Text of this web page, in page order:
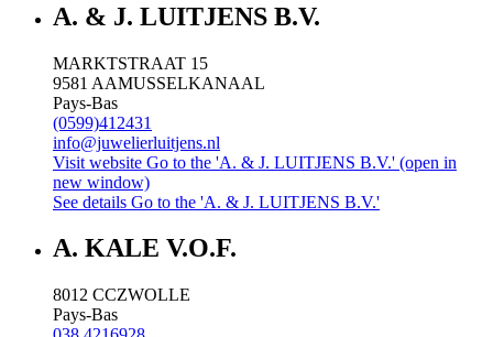
A. & J. LUITJENS B.V.
MARKTSTRAAT 15
9581 AAMUSSELKANAAL
Pays-Bas
(0599)412431
info@juwelierluitjens.nl
Visit website Go to the 'A. & J. LUITJENS B.V.' (open in
new window)
See details Go to the 'A. & J. LUITJENS B.V.'
A. KALE V.O.F.
8012 CCZWOLLE
Pays-Bas